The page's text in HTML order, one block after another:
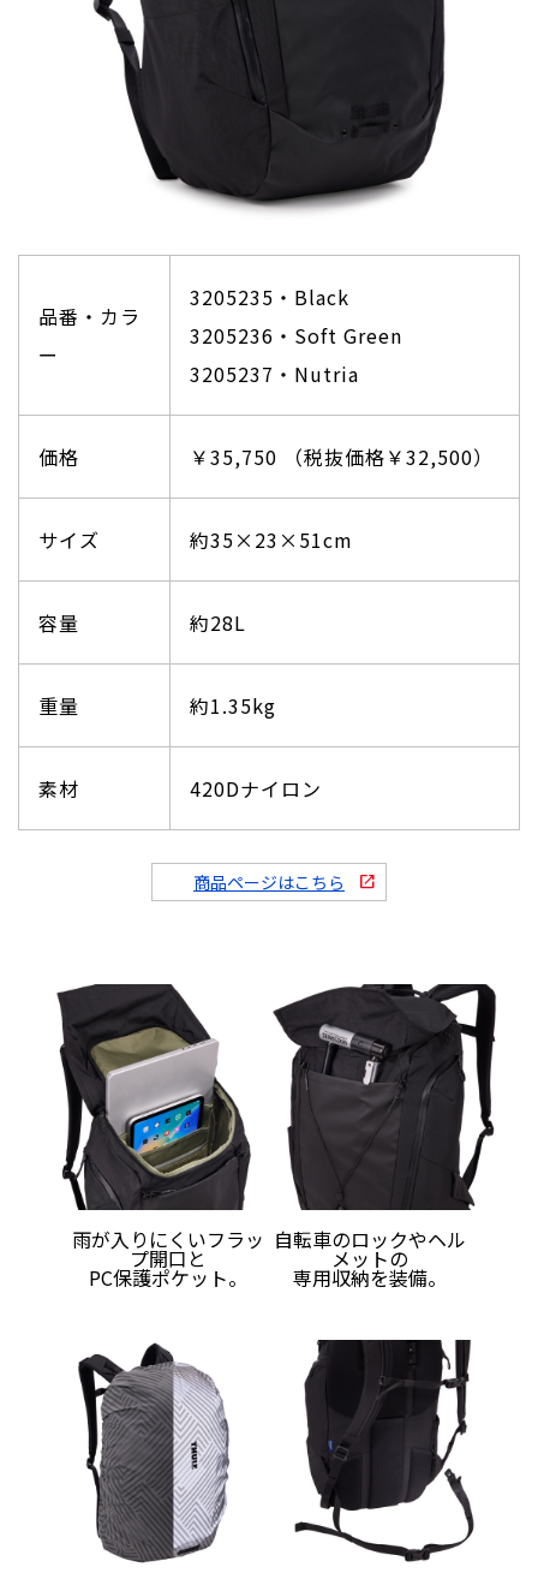
品番・カラ
ー
3205235・Black
3205236・Soft Green
3205237・Nutria
価格 ￥35,750 （税抜価格￥32,500）
サイズ 約35×23×51cm
容量 約28L
重量 約1.35kg
素材 420Dナイロン
商品ページはこちら open_in_new
雨が入りにくいフラッ
プ開口と
PC保護ポケット。
自転車のロックやヘル
メットの
専用収納を装備。